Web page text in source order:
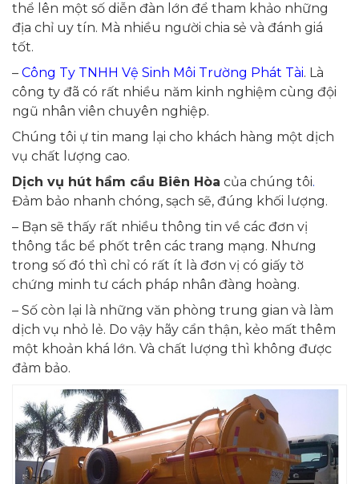
thể lên một số diễn đàn lớn để tham khảo những
địa chỉ uy tín. Mà nhiều người chia sẻ và đánh giá
tốt.
– Công Ty TNHH Vệ Sinh Môi Trường Phát Tài. Là
công ty đã có rất nhiều năm kinh nghiệm cùng đội
ngũ nhân viên chuyên nghiệp.
Chúng tôi ự tin mang lại cho khách hàng một dịch
vụ chất lượng cao.
Dịch vụ hút hầm cầu Biên Hòa của chúng tôi.
Đảm bảo nhanh chóng, sạch sẽ, đúng khối lượng.
– Bạn sẽ thấy rất nhiều thông tin về các đơn vị
thông tắc bể phốt trên các trang mạng. Nhưng
trong số đó thì chỉ có rất ít là đơn vị có giấy tờ
chứng minh tư cách pháp nhân đàng hoàng.
– Số còn lại là những văn phòng trung gian và làm
dịch vụ nhỏ lẻ. Do vậy hãy cẩn thận, kẻo mất thêm
một khoản khá lớn. Và chất lượng thì không được
đảm bảo.